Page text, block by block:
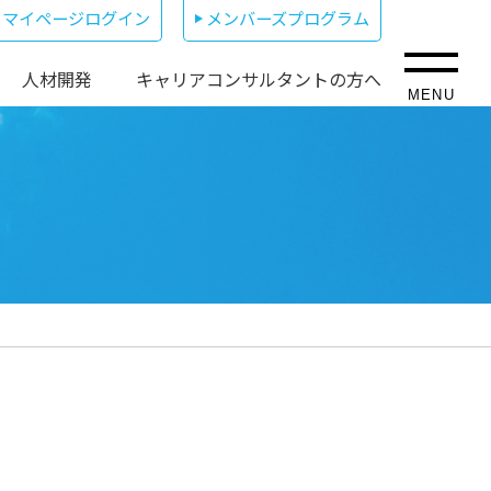
マイページログイン メンバーズプログラム
人材開発 キャリアコンサルタントの方へ
MENU